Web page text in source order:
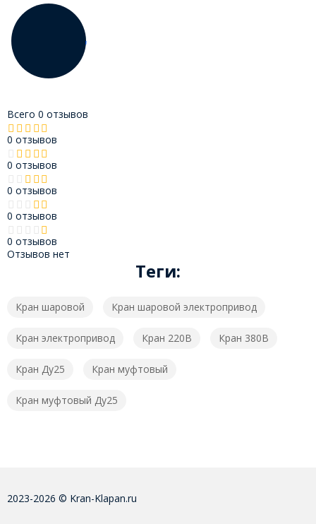
Всего 0 отзывов
0 отзывов
0 отзывов
0 отзывов
0 отзывов
0 отзывов
Отзывов нет
Теги:
Кран шаровой Кран шаровой электропривод
Кран электропривод Кран 220В Кран 380В
Кран Ду25 Кран муфтовый
Кран муфтовый Ду25
2023-2026 © Kran-Klapan.ru